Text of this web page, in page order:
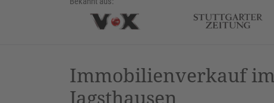
Immobilienverkauf
Jagsthausen